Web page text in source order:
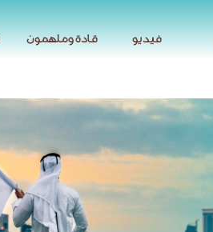
فيديو قادة وملهمون